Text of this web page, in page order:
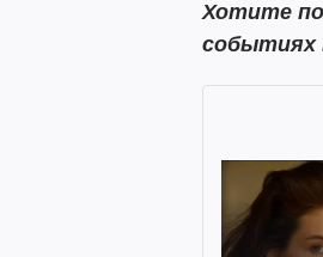
Хотите
событиях